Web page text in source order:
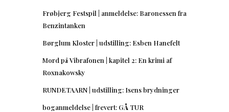
Frøbjerg Festspil | anmeldelse: Baronessen fra
Benzintanken
Børglum Kloster | udstilling: Esben Hanefelt
Mord på Vibrafonen | kapitel 2: En krimi af
Roxnakowsky
RUNDETAARN | udstilling: Isens brydninger
boganmeldelse | frevert: GÅ TUR